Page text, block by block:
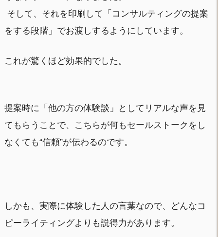
そして、それを印刷して「コンサルティングの提案
をする段階」でお渡しするようにしています。
これが驚くほど効果的でした。
提案時に「他の方の体験談」としてリアルな声を見
てもらうことで、こちらが何もセールストークをし
なくても“信頼”が伝わるのです。
しかも、実際に体験した人の言葉なので、どんなコ
ピーライティングよりも説得力があります。